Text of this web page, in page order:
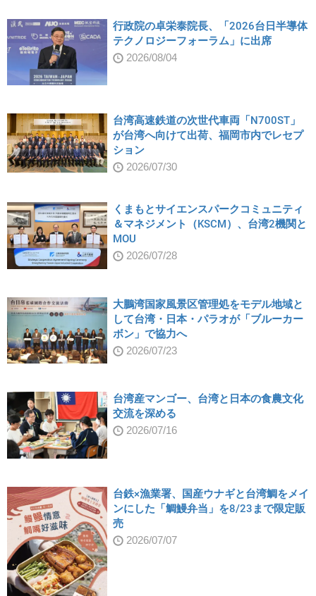
行政院の卓栄泰院長、「2026台日半導体
テクノロジーフォーラム」に出席
2026/08/04
台湾高速鉄道の次世代車両「N700ST」
が台湾へ向けて出荷、福岡市内でレセプ
ション
2026/07/30
くまもとサイエンスパークコミュニティ
＆マネジメント（KSCM）、台湾2機関と
MOU
2026/07/28
大鵬湾国家風景区管理処をモデル地域と
して台湾・日本・パラオが「ブルーカー
ボン」で協力へ
2026/07/23
台湾産マンゴー、台湾と日本の食農文化
交流を深める
2026/07/16
台鉄×漁業署、国産ウナギと台湾鯛をメイ
ンにした「鯛鰻弁当」を8/23まで限定販
売
2026/07/07